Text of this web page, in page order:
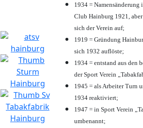
1934 = Namensänderung
Club Hainburg 1921,
sich der Verein auf;
1919 = Gründung
sich 1932 auflöste;
1934 = entstand aus den
der Sport Verein
1945 = als Arbeiter Turn
1934 reaktiviert;
1947 = in Sport Verein
umbenannt;